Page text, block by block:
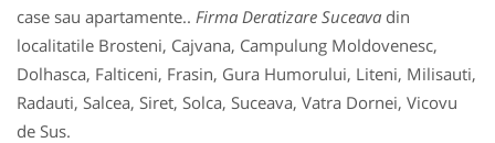
case sau apartamente.. Firma Deratizare Suceava din
localitatile Brosteni, Cajvana, Campulung Moldovenesc,
Dolhasca, Falticeni, Frasin, Gura Humorului, Liteni, Milisauti,
Radauti, Salcea, Siret, Solca, Suceava, Vatra Dornei, Vicovu
de Sus.